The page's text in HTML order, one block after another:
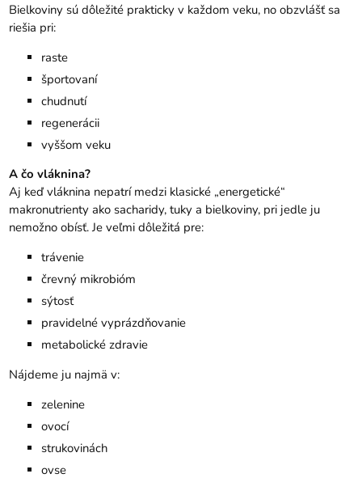
Bielkoviny sú dôležité prakticky v každom veku, no obzvlášť sa
riešia pri:
raste
športovaní
chudnutí
regenerácii
vyššom veku
A čo vláknina?
Aj keď vláknina nepatrí medzi klasické „energetické“
makronutrienty ako sacharidy, tuky a bielkoviny, pri jedle ju
nemožno obísť. Je veľmi dôležitá pre:
trávenie
črevný mikrobióm
sýtosť
pravidelné vyprázdňovanie
metabolické zdravie
Nájdeme ju najmä v:
zelenine
ovocí
strukovinách
ovse